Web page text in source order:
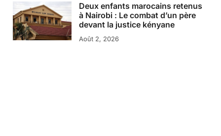
Deux enfants marocains retenus
à Nairobi : Le combat d’un père
devant la justice kényane
Août 2, 2026